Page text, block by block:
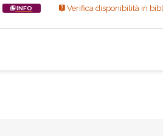
INFO Verifica disponibilità in